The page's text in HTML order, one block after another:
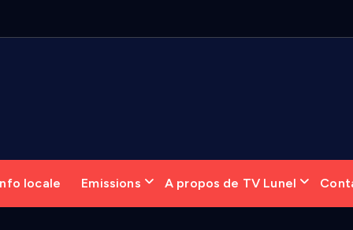
locale Emissions A propos de TV Lunel